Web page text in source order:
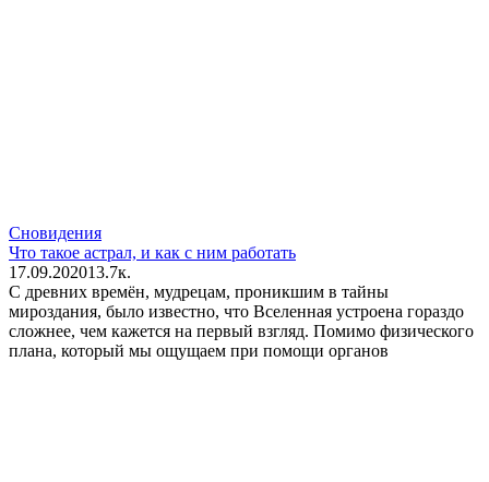
Сновидения
Что такое астрал, и как с ним работать
17.09.202013.7к.
С древних времён, мудрецам, проникшим в тайны
мироздания, было известно, что Вселенная устроена гораздо
сложнее, чем кажется на первый взгляд. Помимо физического
плана, который мы ощущаем при помощи органов